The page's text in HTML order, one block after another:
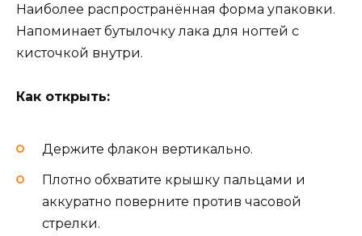
Наиболее распространённая форма упаковки.
Напоминает бутылочку лака для ногтей с
кисточкой внутри.
Как открыть:
Держите флакон вертикально.
Плотно обхватите крышку пальцами и
аккуратно поверните против часовой
стрелки.